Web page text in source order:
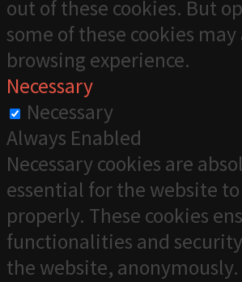
out of these cookies. But
some of these cookies
browsing experience.
Necessary
Necessary
Always Enabled
Necessary cookies are
essential for the website
properly. These cookies
functionalities and
the website, anonymously.